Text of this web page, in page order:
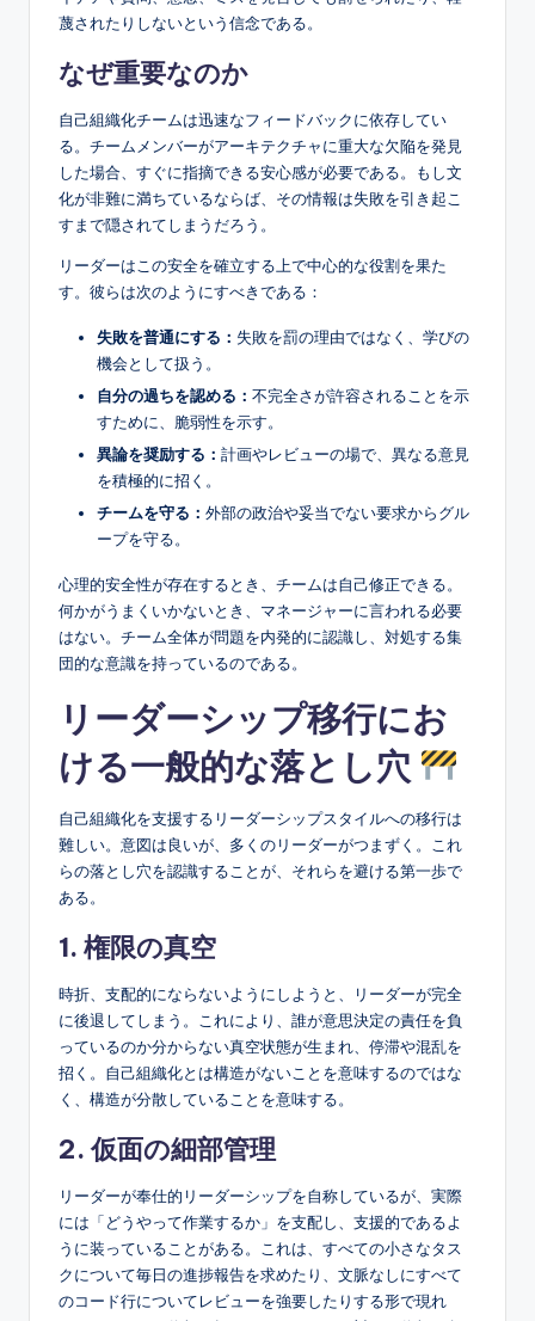
蔑されたりしないという信念である。
なぜ重要なのか
自己組織化チームは迅速なフィードバックに依存してい
る。チームメンバーがアーキテクチャに重大な欠陥を発見
した場合、すぐに指摘できる安心感が必要である。もし文
化が非難に満ちているならば、その情報は失敗を引き起こ
すまで隠されてしまうだろう。
リーダーはこの安全を確立する上で中心的な役割を果た
す。彼らは次のようにすべきである：
失敗を普通にする： 失敗を罰の理由ではなく、学びの
機会として扱う。
自分の過ちを認める： 不完全さが許容されることを示
すために、脆弱性を示す。
異論を奨励する： 計画やレビューの場で、異なる意見
を積極的に招く。
チームを守る： 外部の政治や妥当でない要求からグル
ープを守る。
心理的安全性が存在するとき、チームは自己修正できる。
何かがうまくいかないとき、マネージャーに言われる必要
はない。チーム全体が問題を内発的に認識し、対処する集
団的な意識を持っているのである。
リーダーシップ移行にお
ける一般的な落とし穴
自己組織化を支援するリーダーシップスタイルへの移行は
難しい。意図は良いが、多くのリーダーがつまずく。これ
らの落とし穴を認識することが、それらを避ける第一歩で
ある。
1. 権限の真空
時折、支配的にならないようにしようと、リーダーが完全
に後退してしまう。これにより、誰が意思決定の責任を負
っているのか分からない真空状態が生まれ、停滞や混乱を
招く。自己組織化とは構造がないことを意味するのではな
く、構造が分散していることを意味する。
2. 仮面の細部管理
リーダーが奉仕的リーダーシップを自称しているが、実際
には「どうやって作業するか」を支配し、支援的であるよ
うに装っていることがある。これは、すべての小さなタス
クについて毎日の進捗報告を求めたり、文脈なしにすべて
のコード行についてレビューを強要したりする形で現れ